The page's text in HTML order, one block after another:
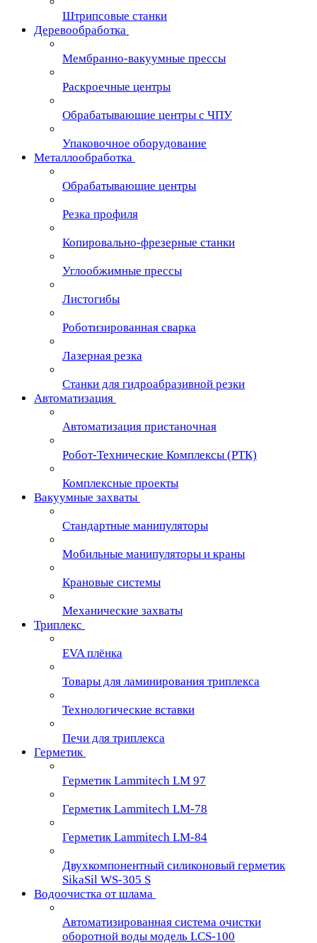
Штрипсовые станки
Деревообработка
Мембранно-вакуумные прессы
Раскроечные центры
Обрабатывающие центры с ЧПУ
Упаковочное оборудование
Металлообработка
Обрабатывающие центры
Резка профиля
Копировально-фрезерные станки
Углообжимные прессы
Листогибы
Роботизированная сварка
Лазерная резка
Станки для гидроабразивной резки
Автоматизация
Автоматизация пристаночная
Робот-Технические Комплексы (РТК)
Комплексные проекты
Вакуумные захваты
Стандартные манипуляторы
Мобильные манипуляторы и краны
Крановые сиcтемы
Механические захваты
Триплекс
EVA плёнка
Товары для ламинирования триплекса
Технологические вставки
Печи для триплекса
Герметик
Герметик Lammitech LM 97
Герметик Lammitech LM-78
Герметик Lammitech LM-84
Двухкомпонентный силиконовый герметик
SikaSil WS-305 S
Водоочистка от шлама
Автоматизированная система очистки
оборотной воды модель LCS-100